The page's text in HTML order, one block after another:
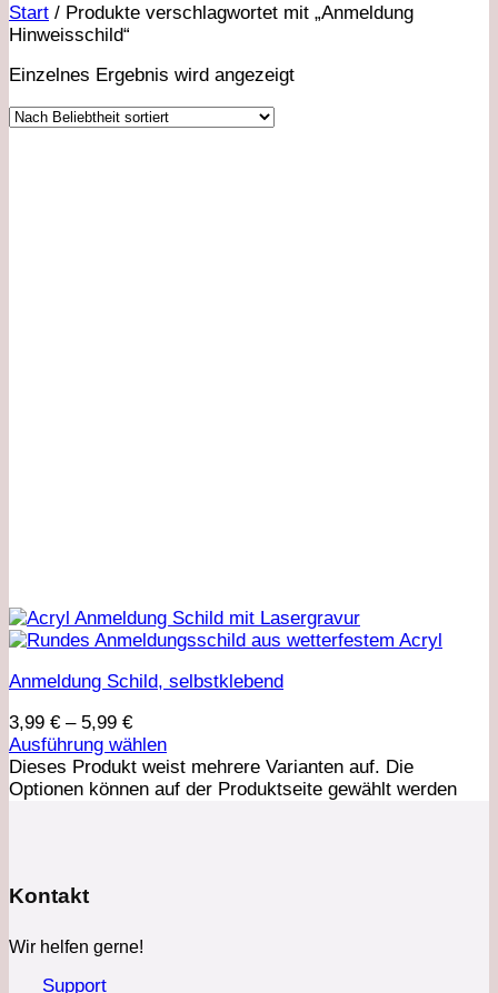
Start / Produkte verschlagwortet mit „Anmeldung
Hinweisschild“
Einzelnes Ergebnis wird angezeigt
Anmeldung Schild, selbstklebend
3,99 € – 5,99 €
Ausführung wählen
Dieses Produkt weist mehrere Varianten auf. Die
Optionen können auf der Produktseite gewählt werden
Kontakt
Wir helfen gerne!
Support